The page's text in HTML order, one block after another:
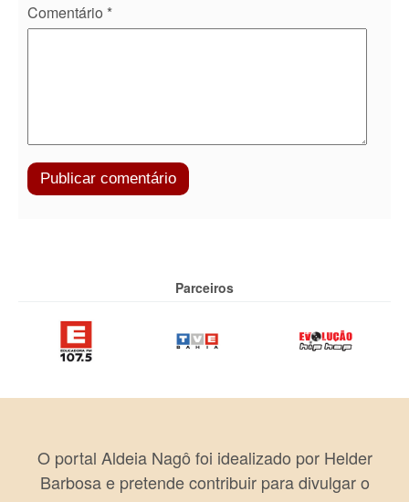
Comentário *
Parceiros
O portal Aldeia Nagô foi idealizado por Helder
Barbosa e pretende contribuir para divulgar o